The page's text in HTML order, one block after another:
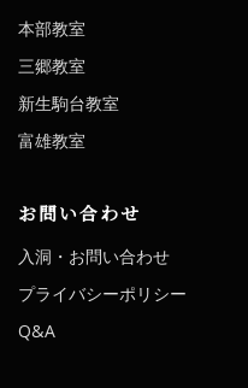
本部教室
三郷教室
新生駒台教室
富雄教室
お問い合わせ
入洞・お問い合わせ
プライバシーポリシー
Q&A